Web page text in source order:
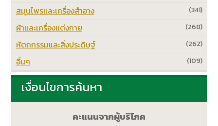
(341)
สมุนไพรและเครื่องสำอาง
(268)
ผ้าและเครื่องแต่งกาย
(262)
หัตถกรรมและสิ่งประดิษฐ์
(109)
อื่นๆ
เงื่อนไขการค้นหา
คะแนนจากผู้บริโภค